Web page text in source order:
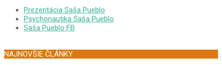
Prezentácia Saša Pueblo
Psychonautika Saša Pueblo
Saša Pueblo FB
NAJNOVŠIE ČLÁNKY